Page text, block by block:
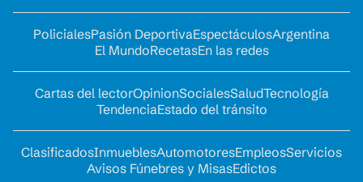
PolicialesPasión DeportivaEspectáculosArgentina
El MundoRecetasEn las redes
Cartas del lectorOpinionSocialesSaludTecnología
TendenciaEstado del tránsito
ClasificadosInmueblesAutomotoresEmpleosServicios
Avisos Fúnebres y MisasEdictos